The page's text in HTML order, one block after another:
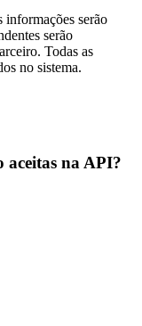
informações serão
serão
Todas as
no sistema.
aceitas na API?